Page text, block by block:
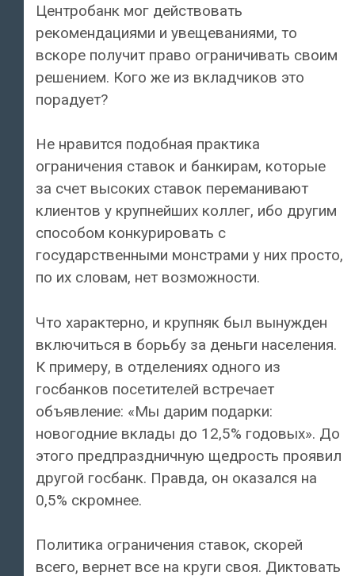
Центробанк мог действовать
рекомендациями и увещеваниями, то
вскоре получит право ограничивать своим
решением. Кого же из вкладчиков это
порадует?
Не нравится подобная практика
ограничения ставок и банкирам, которые
за счет высоких ставок переманивают
клиентов у крупнейших коллег, ибо другим
способом конкурировать с
государственными монстрами у них просто,
по их словам, нет возможности.
Что характерно, и крупняк был вынужден
включиться в борьбу за деньги населения.
К примеру, в отделениях одного из
госбанков посетителей встречает
объявление: «Мы дарим подарки:
новогодние вклады до 12,5% годовых». До
этого предпраздничную щедрость проявил
другой госбанк. Правда, он оказался на
0,5% скромнее.
Политика ограничения ставок, скорей
всего, вернет все на круги своя. Диктовать